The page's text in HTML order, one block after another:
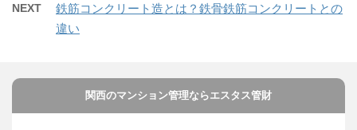
NEXT
鉄筋コンクリート造とは？鉄骨鉄筋コンクリートとの
違い
関西のマンション管理ならエスタス管財